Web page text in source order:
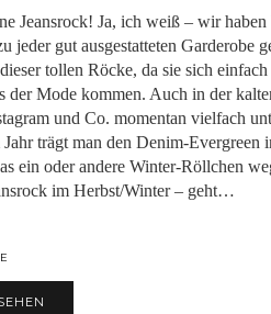
Jeansrock! Ja, ich weiß – wir haben
jeder gut ausgestatteten Garderobe
tollen Röcke, da sie sich
der Mode kommen. Auch in der
und Co. momentan vielfach
Jahr trägt man den Denim-Evergreen
ein oder andere Winter-Röllchen
im Herbst/Winter – geht…